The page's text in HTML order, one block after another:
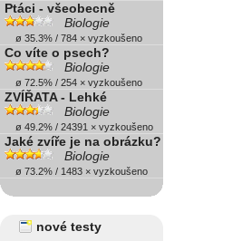
Ptáci - všeobecně
Biologie
ø 35.3% / 784 × vyzkoušeno
Co víte o psech?
Biologie
ø 72.5% / 254 × vyzkoušeno
ZVÍŘATA - Lehké
Biologie
ø 49.2% / 24391 × vyzkoušeno
Jaké zvíře je na obrázku?
Biologie
ø 73.2% / 1483 × vyzkoušeno
nové testy